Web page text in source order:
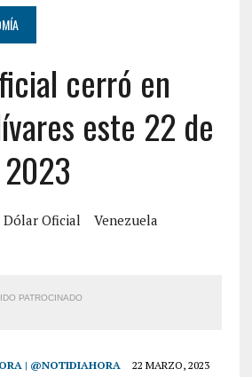
cerró en
este 22 de
Dólar Oficial Venezuela
PATROCINADO
| @NOTIDIAHORA 22 MARZO, 2023